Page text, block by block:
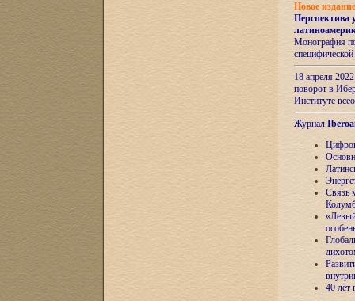
Новое
Перспектива
Монография
18 апреля
поворот в
Институте
Журнал
Связь
40 лет